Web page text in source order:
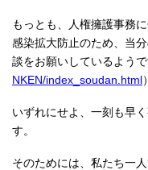
もっとも、人権擁護事務
感染拡大防止のため、当
談をお願いしているよう
NKEN/index_soudan.html
いずれにせよ、一刻も早
す。
そのためには、私たち一